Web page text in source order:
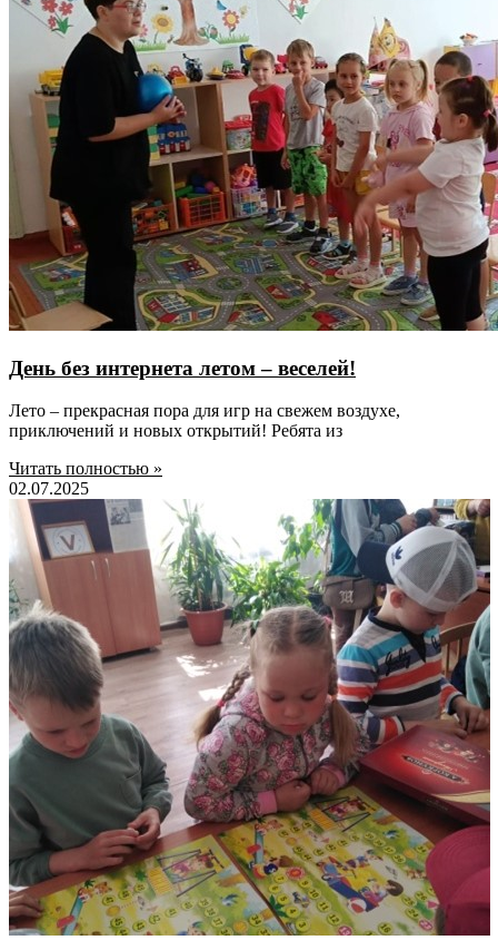
День без интернета летом – веселей!
Лето – прекрасная пора для игр на свежем воздухе,
приключений и новых открытий! Ребята из
Читать полностью »
02.07.2025